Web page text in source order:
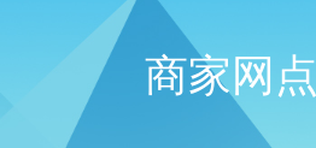
商家网点